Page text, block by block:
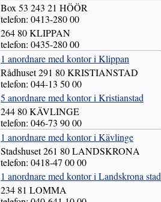
Box 53 243 21 HÖÖR
telefon: 0413-280 00
264 80 KLIPPAN
telefon: 0435-280 00
1 anordnare med kontor i Klippan
Rådhuset 291 80 KRISTIANSTAD
telefon: 044-13 50 00
5 anordnare med kontor i Kristianstad
244 80 KÄVLINGE
telefon: 046-73 90 00
1 anordnare med kontor i Kävlinge
Stadshuset 261 80 LANDSKRONA
telefon: 0418-47 00 00
1 anordnare med kontor i Landskrona stad
234 81 LOMMA